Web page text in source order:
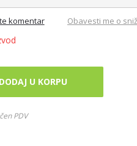
komentar Obavesti me o
DODAJ U KORPU
PDV